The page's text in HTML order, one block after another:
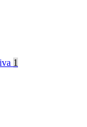
1